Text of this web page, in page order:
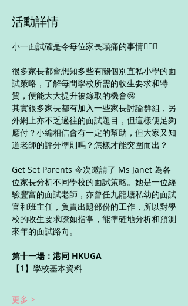
活動詳情
小一面試確是令每位家長頭痛的事情🤦🏻‍♀️
很多家長都會想知多些有關個別直私小學的面
試策略，了解每間學校所需的收生要求和特
質，便能大大提升被錄取的機會🤩
其實很多家長都有加入一些家長討論群組，另
外網上亦不乏過往的面試題目，但這樣便足夠
應付？小編相信會有一定的幫助，但大家又知
道老師的評分準則嗎？怎樣才能突圍而出？
Get Set Parents 今次邀請了 Ms Janet 為各
位家長分析不同學校的面試策略。她是一位經
驗豐富的面試老師，亦曾任九龍塘私幼的面試
官和班主任，負責出題部份的工作，所以對學
校的收生要求瞭如指掌，能準確地分析和預測
來年的面試路向。
第十一場：港同 HKUGA
【1】學校基本資料
更多 >